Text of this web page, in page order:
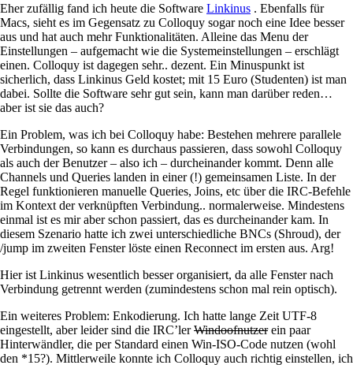
Eher zufällig fand ich heute die Software Linkinus . Ebenfalls für
Macs, sieht es im Gegensatz zu Colloquy sogar noch eine Idee besser
aus und hat auch mehr Funktionalitäten. Alleine das Menu der
Einstellungen – aufgemacht wie die Systemeinstellungen – erschlägt
einen. Colloquy ist dagegen sehr.. dezent. Ein Minuspunkt ist
sicherlich, dass Linkinus Geld kostet; mit 15 Euro (Studenten) ist man
dabei. Sollte die Software sehr gut sein, kann man darüber reden…
aber ist sie das auch?
Ein Problem, was ich bei Colloquy habe: Bestehen mehrere parallele
Verbindungen, so kann es durchaus passieren, dass sowohl Colloquy
als auch der Benutzer – also ich – durcheinander kommt. Denn alle
Channels und Queries landen in einer (!) gemeinsamen Liste. In der
Regel funktionieren manuelle Queries, Joins, etc über die IRC-Befehle
im Kontext der verknüpften Verbindung.. normalerweise. Mindestens
einmal ist es mir aber schon passiert, das es durcheinander kam. In
diesem Szenario hatte ich zwei unterschiedliche BNCs (Shroud), der
/jump im zweiten Fenster löste einen Reconnect im ersten aus. Arg!
Hier ist Linkinus wesentlich besser organisiert, da alle Fenster nach
Verbindung getrennt werden (zumindestens schon mal rein optisch).
Ein weiteres Problem: Enkodierung. Ich hatte lange Zeit UTF-8
eingestellt, aber leider sind die IRC’lerWindoofnutzerein paar
Hinterwändler, die per Standard einen Win-ISO-Code nutzen (wohl
den *15?). Mittlerweile konnte ich Colloquy auch richtig einstellen, ich